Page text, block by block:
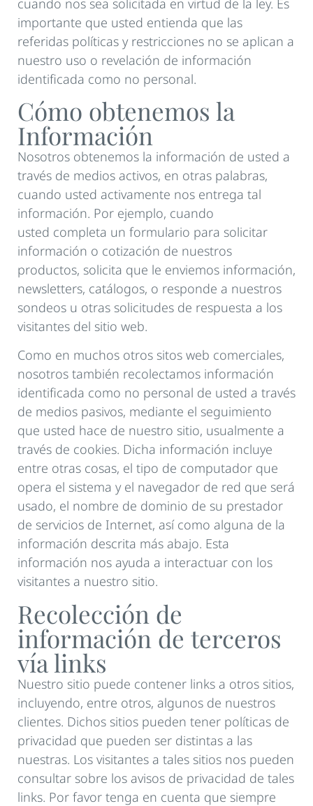
importante que usted entienda que las
referidas políticas y restricciones no se aplican a
nuestro uso o revelación de información
identificada como no personal.
Cómo obtenemos la
Información
Nosotros obtenemos la información de usted a
través de medios activos, en otras palabras,
cuando usted activamente nos entrega tal
información. Por ejemplo, cuando
usted completa un formulario para solicitar
información o cotización de nuestros
productos, solicita que le enviemos información,
newsletters, catálogos, o responde a nuestros
sondeos u otras solicitudes de respuesta a los
visitantes del sitio web.
Como en muchos otros sitos web comerciales,
nosotros también recolectamos información
identificada como no personal de usted a través
de medios pasivos, mediante el seguimiento
que usted hace de nuestro sitio, usualmente a
través de cookies. Dicha información incluye
entre otras cosas, el tipo de computador que
opera el sistema y el navegador de red que será
usado, el nombre de dominio de su prestador
de servicios de Internet, así como alguna de la
información descrita más abajo. Esta
información nos ayuda a interactuar con los
visitantes a nuestro sitio.
Recolección de
información de terceros
vía links
Nuestro sitio puede contener links a otros sitios,
incluyendo, entre otros, algunos de nuestros
clientes. Dichos sitios pueden tener políticas de
privacidad que pueden ser distintas a las
nuestras. Los visitantes a tales sitios nos pueden
consultar sobre los avisos de privacidad de tales
links. Por favor tenga en cuenta que siempre